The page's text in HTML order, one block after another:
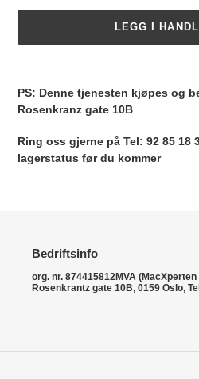
LEGG I
handlekurven
PS: Denne tjenesten kjøpes og
Rosenkranz gate 10B
Ring oss gjerne på Tel: 92 85 18
lagerstatus før du kommer
Bedriftsinfo
org. nr. 874415812MVA
Rosenkrantz gate 10B, 0159 Oslo,